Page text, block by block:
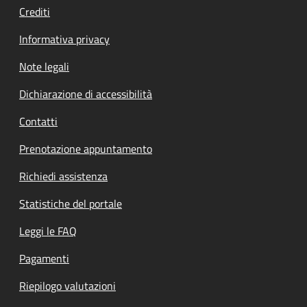
Crediti
Informativa privacy
Note legali
Dichiarazione di accessibilità
Contatti
Prenotazione appuntamento
Richiedi assistenza
Statistiche del portale
Leggi le FAQ
Pagamenti
Riepilogo valutazioni